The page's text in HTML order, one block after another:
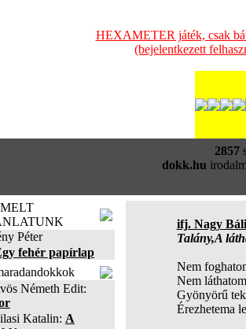
HEXAMETER játék, csak
(bejelentkezett
2857
dokk.hu
Péter
fehér papírlap
Németh Edit:
Katalin: A
ifj. Nagy
Talány,A
Nem
Nem
Gyönyörű
Érezhetema